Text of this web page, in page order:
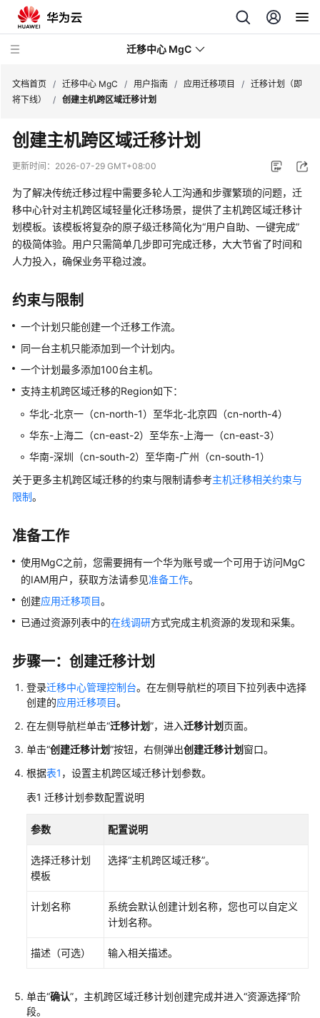
迁移中心 MgC
最
新
动
产
品
介
绍
速
入
用
户
指
南
览
管
理
配
管
理
应
迁
移
项
应
迁
功
述
移
程
文档首页 / 迁移中心 MgC / 用户指南 / 应用迁移项目 / 迁移计划（即
将下线）
/ 创建主机跨区域迁移计划
创建主机跨区域迁移计划
更新时间： 2026-07-29 GMT+08:00
为了解决传统迁移过程中需要多轮人工沟通和步骤繁琐的问题，迁
移中心针对主机跨区域轻量化迁移场景，提供了主机跨区域迁移计
划模板。该模板将复杂的原子级迁移简化为“用户自助、一键完成”
的极简体验。用户只需简单几步即可完成迁移，大大节省了时间和
人力投入，确保业务平稳过渡。
约束与限制
一个计划只能创建一个迁移工作流。
同一台主机只能添加到一个计划内。
一个计划最多添加100台主机。
支持主机跨区域迁移的Region如下：
华北-北京一（cn-north-1）至华北-北京四（cn-north-4）
华东-上海二（cn-east-2）至华东-上海一（cn-east-3）
华南-深圳（cn-south-2）至华南-广州（cn-south-1）
关于更多主机跨区域迁移的约束与限制请参考主机迁移相关约束与
限制。
准备工作
使用MgC之前，您需要拥有一个华为账号或一个可用于访问MgC
的IAM用户，获取方法请参见准备工作。
创建应用迁移项目。
已通过资源列表中的在线调研方式完成主机资源的发现和采集。
步骤一：创建迁移计划
登录迁移中心管理控制台。在左侧导航栏的项目下拉列表中选择
创建的应用迁移项目。
在左侧导航栏单击“迁移计划”，进入迁移计划 页面。
单击“创建迁移计划”按钮，右侧弹出创建迁移计划 窗口。
根据表1 ，设置主机跨区域迁移计划参数。
表1 迁移计划参数配置说明
参数 配置说明
选择迁移计划
模板
选择“主机跨区域迁移”。
计划名称
系统会默认创建计划名称，您也可以自定义
计划名称。
描述（可选） 输入相关描述。
单击“确认”，主机跨区域迁移计划创建完成并进入“资源选择”阶
段。